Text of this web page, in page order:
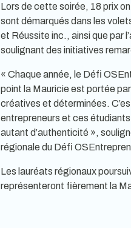
Lors de cette soirée, 18 prix
sont démarqués dans les
et Réussite inc., ainsi que par
soulignant des initiatives
« Chaque année, le Défi
point la Mauricie est portée
créatives et déterminées.
entrepreneurs et ces
autant d’authenticité »,
régionale du Défi
Les lauréats régionaux
représenteront fièrement la